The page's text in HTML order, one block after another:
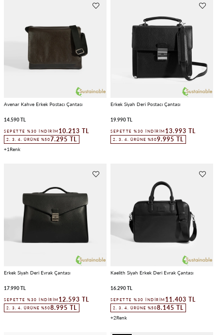
Avenar Kahve Erkek Postacı Çantası
14.590 TL
SEPETTE %30 İNDIRIM 10.213 TL
2. 3. 4. ÜRÜNE %507.295 TL
1
Erkek Siyah Deri Postacı Çantası
19.990 TL
SEPETTE %30 İNDIRIM 13.993 TL
2. 3. 4. ÜRÜNE %509.995 TL
Erkek Siyah Deri Evrak Çantası
17.990 TL
SEPETTE %30 İNDIRIM 12.593 TL
2. 3. 4. ÜRÜNE %508.995 TL
Kaelith Siyah Erkek Deri Evrak Çantası
16.290 TL
SEPETTE %30 İNDIRIM 11.403 TL
2. 3. 4. ÜRÜNE %508.145 TL
2